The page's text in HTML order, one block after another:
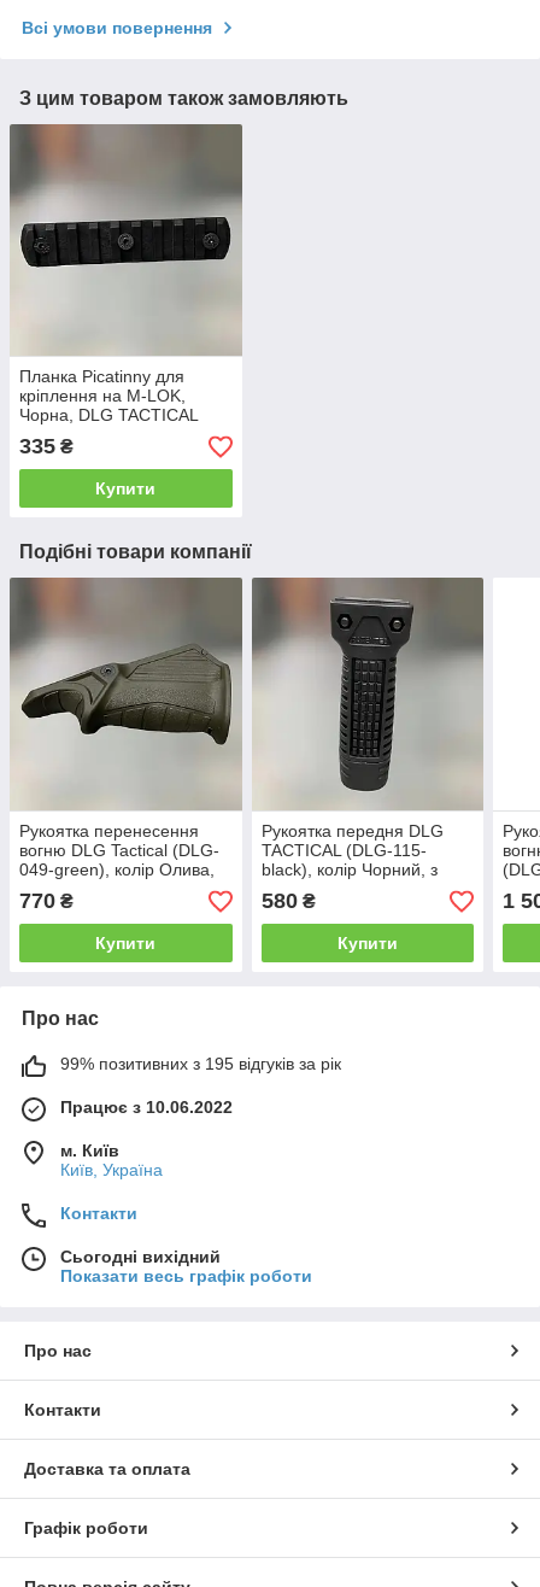
Всі умови повернення
З цим товаром також замовляють
Планка Picatinny для
кріплення на M-LOK,
Чорна, DLG TACTICAL
(DLG-112-black) 9 Slots,
планка Пікатінні для M-
LOK 9 слотів
335 ₴
Купити
Подібні товари компанії
Рукоятка перенесення
вогню DLG Tactical (DLG-
049-green), колір Олива,
горизонтальна, на планку
Picatinny, упор на цівку
770 ₴
Купити
Рукоятка передня DLG
TACTICAL (DLG-115-
black), колір Чорний, з
Пікатінні, рукоятка
перенесення вогню
580₴
Купити
мм
1
Про нас
99% позитивних з 195 відгуків за рік
Працює з 10.06.2022
м. Київ
Київ, Україна
Контакти
Сьогодні вихідний
Показати весь графік роботи
Про нас
Контакти
Доставка та оплата
Графік роботи